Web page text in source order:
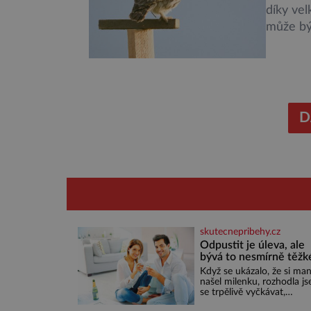
díky
může
skutecnepribehy.cz
Odpustit je úleva, ale
bývá to nesmírně
Když se ukázalo, že si
našel milenku, rozhodla
se trpělivě vyčkávat,